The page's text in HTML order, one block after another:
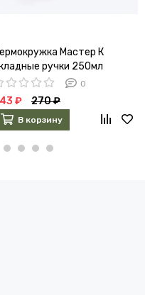
Мастер К
ручки 250мл
0
₽ 270 ₽
В корзину